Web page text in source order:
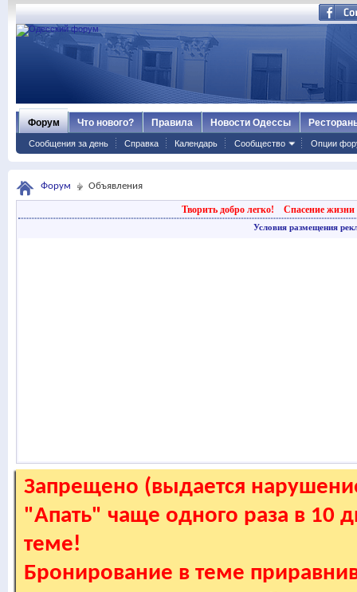
Форум
Сообщения за день Справка Календарь Сообщество Опции
Что нового? Правила Новости Одессы
Форум Объявления
Творить добро легко! Спасение жизни
Условия размещения
Запрещено (выдается
"Апать" чаще одного раза в 10
теме!
Бронирование в теме